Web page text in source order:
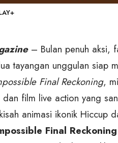
– Bulan penuh aksi,
tayangan unggulan siap
Final Reckoning,
film live action yang
animasi ikonik Hiccup
Final Reckoning